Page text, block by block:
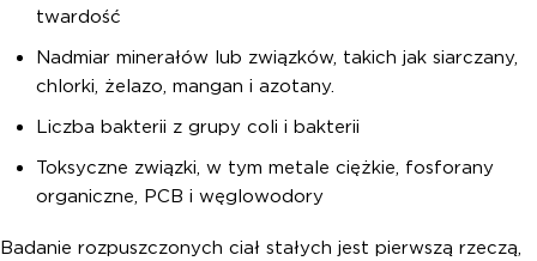
twardość
Nadmiar minerałów lub związków, takich jak siarczany,
chlorki, żelazo, mangan i azotany.
Liczba bakterii z grupy coli i bakterii
Toksyczne związki, w tym metale ciężkie, fosforany
organiczne, PCB i węglowodory
Badanie rozpuszczonych ciał stałych jest pierwszą rzeczą,